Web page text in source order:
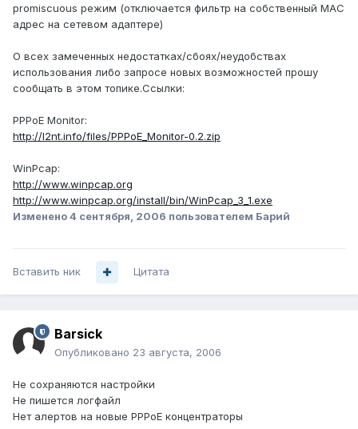
promiscuous режим (отключается фильтр на собственный MAC
адрес на сетевом адаптере)
О всех замеченных недостатках/сбоях/неудобствах
использования либо запросе новых возможностей прошу
сообщать в этом топике.Ссылки:
PPPoE Monitor:
http://l2nt.info/files/PPPoE_Monitor-0.2.zip
WinPcap:
http://www.winpcap.org
http://www.winpcap.org/install/bin/WinPcap_3_1.exe
Изменено4 сентября, 2006 пользователем Барий
Вставить ник Цитата
Barsick
Опубликовано 23 августа, 2006
Не сохраняются настройки
Не пишется логфайл
Нет алертов на новые PPPoE концентраторы